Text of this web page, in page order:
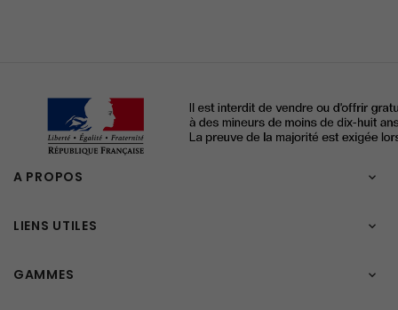
A PROPOS 
LIENS UTILES 
GAMMES 